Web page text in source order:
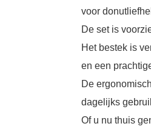
voor
De set is
Het bestek is
en een
De
dagelijks
Of u nu thuis